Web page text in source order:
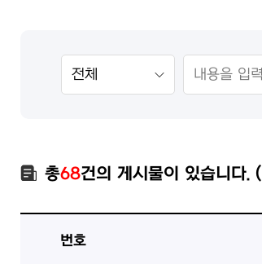
총68건의 게시물이 있습니다. (
번호